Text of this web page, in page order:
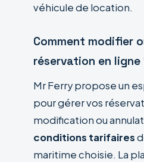
véhicule de location.
Comment modifier
réservation en ligne
Mr Ferry propose un
pour gérer vos
modification ou
conditions tarifaires
maritime choisie. La